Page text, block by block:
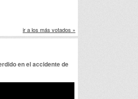
ir a los más votados »
en el accidente de